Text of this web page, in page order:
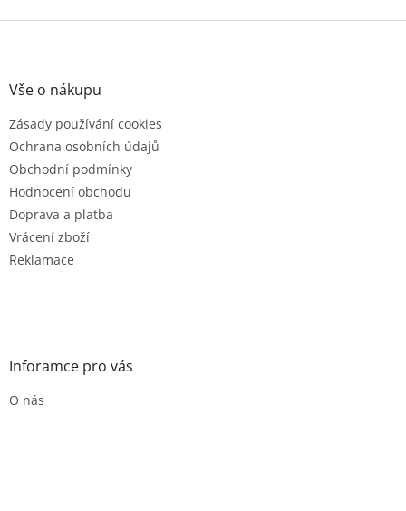
Z
Vše o nákupu
Zásady používání cookies
Ochrana osobních údajů
Obchodní podmínky
Hodnocení obchodu
Doprava a platba
Vrácení zboží
Reklamace
Inforamce pro vás
O nás